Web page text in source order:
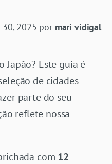
2025 por mari vidigal
Japão? Este guia é
de cidades
parte do seu
reflete nossa
com 12